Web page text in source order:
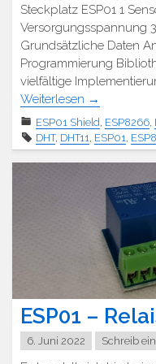
Steckplatz ESP01 1
Versorgungsspannung
Grundsätzliche Daten
Programmierung
vielfältige
Weiterlesen →
ESP01 Shield, ESP8266,
DHT, DHT11, ESP01,
ESP01 –
6. Juni 2022 Schreib